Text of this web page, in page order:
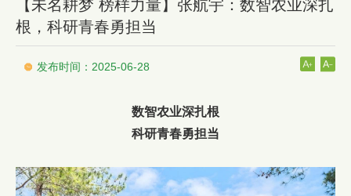
【未名耕梦 榜样力量】张航宇：数智农业深扎
根，科研青春勇担当
发布时间：2025-06-28
数智农业深扎根
科研青春勇担当